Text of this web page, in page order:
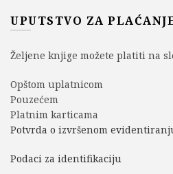
UPUTSTVO ZA
Željene knjige možete platiti na
Opštom uplatnicom
Pouzećem
Platnim karticama
Potvrda o izvršenom
Podaci za identifikaciju